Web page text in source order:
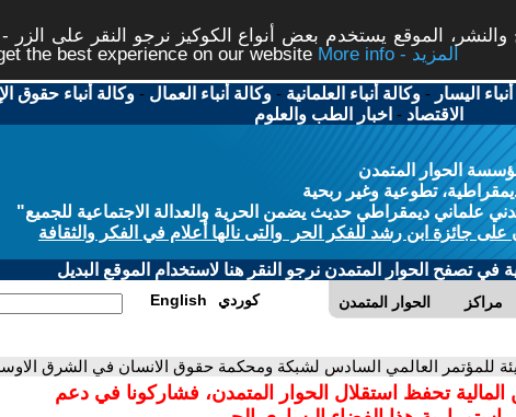
الموقع يستخدم بعض أنواع الكوكيز نرجو النقر على
the best experience on our website
More info - المزيد
اليسار -وكالة أنباء العلمانية -وكالة أنباء العمال -وكالة أنباء حقوق
الاقتصاد - اخبار الطب والعلوم
الحوار المتمدن
تطوعية وغير ربحية
علماني ديمقراطي حديث يضمن الحرية والعدالة الاجتماعية للجميع"
على جائزة ابن رشد للفكر الحر والتى نالها أعلام في الفكر والثقافة
في تصفح الحوار المتمدن نرجو النقر هنا لاستخدام الموقع البديل
الحوار المتمدن مراكز English كوردي
للمؤتمر العالمي السادس لشبكة ومحكمة حقوق الانسان في الشرق
المالية تحفظ استقلال الحوار المتمدن، فشاركونا في دعم